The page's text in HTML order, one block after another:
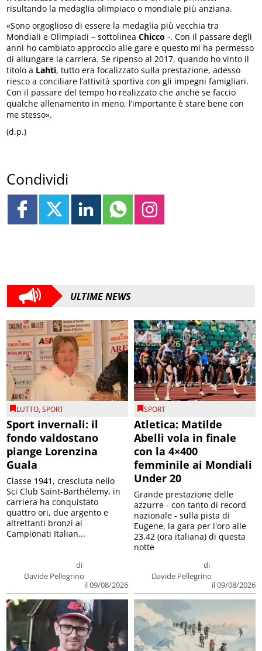
risultando la medaglia olimpiaco o mondiale più anziana.
«Sono orgoglioso di essere la medaglia più vecchia tra
Mondiali e Olimpiadi – sottolineaChicco -. Con il passare degli
anni ho cambiato approccio alle gare e questo mi ha permesso
di allungare la carriera. Se ripenso al 2017, quando ho vinto il
titolo a Lahti, tutto era focalizzato sulla prestazione, adesso
riesco a conciliare l’attività sportiva con gli impegni famigliari.
Con il passare del tempo ho realizzato che anche se faccio
qualche allenamento in meno, l’importante è stare bene con
me stesso».
(d.p.)
Condividi
ULTIME NEWS
LUTTO,SPORT
Sport invernali: il
fondo valdostano
piange Lorenzina
Guala
di
Davide Pellegrino
il 09/08/2026
Classe 1941, cresciuta nello
Sci Club Saint-Barthélemy, in
carriera ha conquistato
quattro ori, due argento e
altrettanti bronzi ai
Campionati Italian...
SPORT
Atletica: Matilde
Abelli vola in finale
con la 4×400
femminile ai Mondiali
Under 20
di
Davide Pellegrino
il 09/08/2026
Grande prestazione delle
azzurre - con tanto di record
nazionale - sulla pista di
Eugene, la gara per l'oro alle
23.42 (ora italiana) di questa
notte